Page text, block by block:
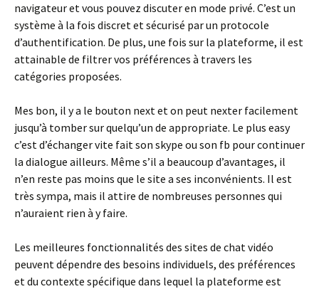
navigateur et vous pouvez discuter en mode privé. C’est un
système à la fois discret et sécurisé par un protocole
d’authentification. De plus, une fois sur la plateforme, il est
attainable de filtrer vos préférences à travers les
catégories proposées.
Mes bon, il y a le bouton next et on peut nexter facilement
jusqu’à tomber sur quelqu’un de appropriate. Le plus easy
c’est d’échanger vite fait son skype ou son fb pour continuer
la dialogue ailleurs. Même s’il a beaucoup d’avantages, il
n’en reste pas moins que le site a ses inconvénients. Il est
très sympa, mais il attire de nombreuses personnes qui
n’auraient rien à y faire.
Les meilleures fonctionnalités des sites de chat vidéo
peuvent dépendre des besoins individuels, des préférences
et du contexte spécifique dans lequel la plateforme est